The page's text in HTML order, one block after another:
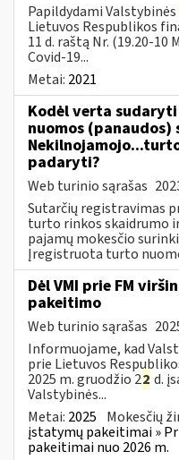
Papildydami Valstybinės
Lietuvos Respublikos
11 d. raštą Nr. (19.20-
Covid-19...
Metai: 2021
Kodėl verta sudaryti
nuomos
padaryti?
Web turinio sąrašas
Sutarčių registravimas
turto rinkos skaidrumo
pajamų mokesčio
Įregistruota turto
Dėl VMI prie FM
pakeitimo
Web turinio sąrašas
Informuojame, kad
prie Lietuvos
2025 m. gruodžio 22 d.
Valstybinės...
Metai: 2025 Mokesčių
įstatymų pakeitimai »
pakeitimai nuo 2026 m.